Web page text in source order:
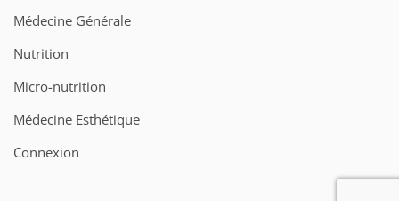
Médecine Générale
Nutrition
Micro-nutrition
Médecine Esthétique
Connexion